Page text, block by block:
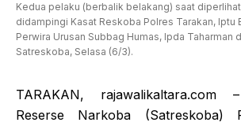
Kedua pelaku (berbalik belakang) saat
didampingi Kasat Reskoba Polres Tarakan, Iptu
Perwira Urusan Subbag Humas, Ipda Taharman
Satreskoba, Selasa (6/3).
TARAKAN,
Reserse Narkoba (Satreskoba)